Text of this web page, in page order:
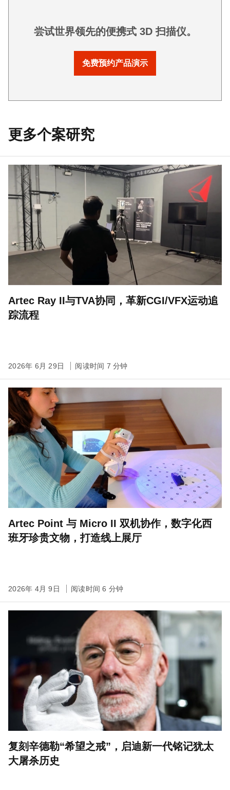
尝试世界领先的便携式 3D 扫描仪。
免费预约产品演示
更多个案研究
Artec Ray II与TVA协同，革新CGI/VFX运动追
踪流程
2026年 6月 29日 阅读时间 7 分钟
Artec Point 与 Micro II 双机协作，数字化西
班牙珍贵文物，打造线上展厅
2026年 4月 9日 阅读时间 6 分钟
复刻辛德勒“希望之戒”，启迪新一代铭记犹太
大屠杀历史